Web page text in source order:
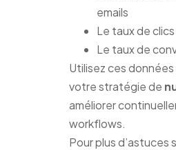
emails
Le taux de clics
Le taux de
Utilisez ces
votre stratégie de
améliorer
workflows.
Pour plus d’astuces